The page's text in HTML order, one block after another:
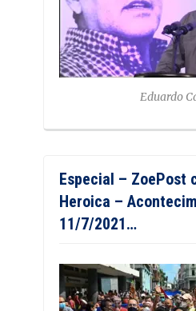
Eduardo
Especial – ZoePost
Heroica –
11/7/2021…